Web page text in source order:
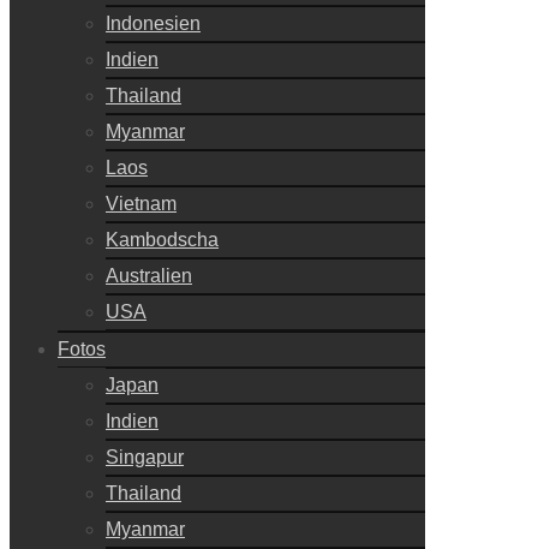
Indonesien
Indien
Thailand
Myanmar
Laos
Vietnam
Kambodscha
Australien
USA
Fotos
Japan
Indien
Singapur
Thailand
Myanmar